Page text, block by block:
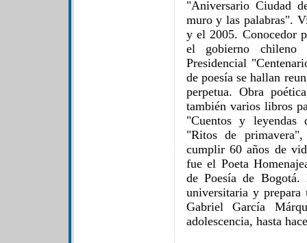
"Aniversario Ciudad
muro y las palabras".
y el 2005. Conocedor
el gobierno
Presidencial
de poesía se hallan
perpetua. Obra
también varios libros
"Cuentos y leyendas
"Ritos de
cumplir 60 años de
fue el Poeta
de Poesía de
universitaria y prepara
Gabriel García
adolescencia, hasta